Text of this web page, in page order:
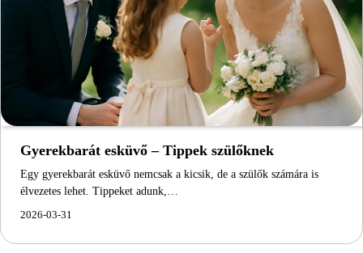
Gyerekbarát esküvő – Tippek szülőknek
Egy gyerekbarát esküvő nemcsak a kicsik, de a szülők számára is
élvezetes lehet. Tippeket adunk,…
2026-03-31